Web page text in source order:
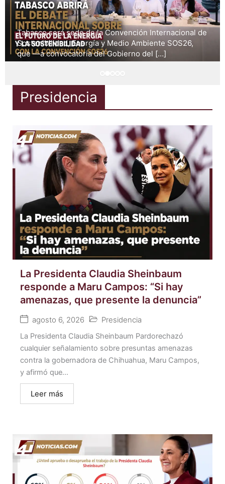
Tabasco será sede de la Convención Internacional de
Sostenibilidad, Energía y Medio Ambiente SOS26,
que —a convocatoria del Gobierno del […]
Presidencia
La Presidenta Claudia Sheinbaum
responde a Maru Campos: “Si hay
amenazas, que presente la denuncia”
agosto 6, 2026 Presidencia
La Presidenta Claudia Sheinbaum Pardorechazó
cualquier señalamiento sobre presuntas amenazas
contra la gobernadora de Chihuahua, Maru Campos,
y afirmó que...
Leer más